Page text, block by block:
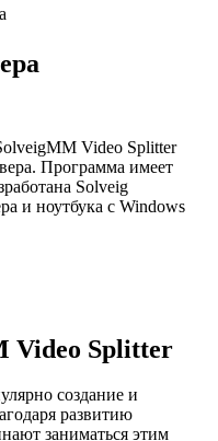
Video Splitter
Программа имеет
Solveig
и ноутбука с Windows
Video Splitter
создание и
развитию
заниматься этим